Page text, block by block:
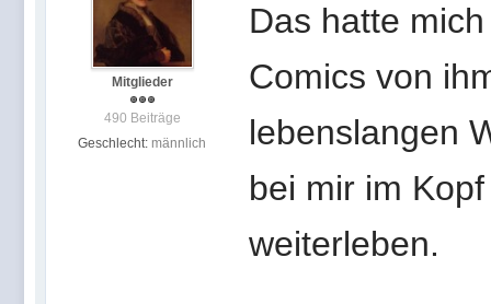
Mitglieder
490 Beiträge
Geschlecht: männlich
Das hatte
Comics von
lebenslangen
bei mir im
weiterleben.